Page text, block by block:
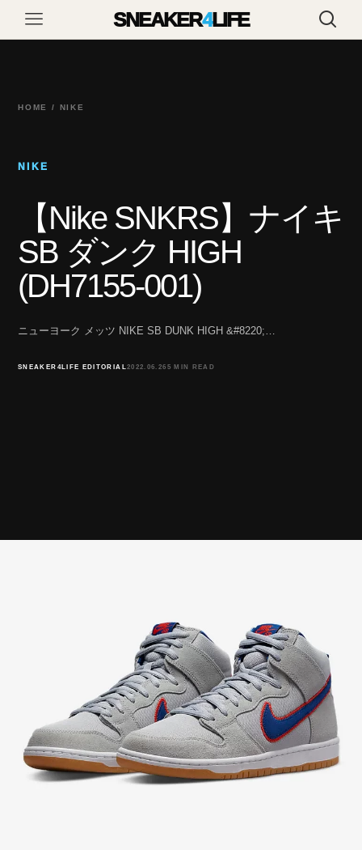
SNEAKER4LIFE
HOME / NIKE
NIKE
【Nike SNKRS】ナイキ
SB ダンク HIGH
(DH7155-001)
ニューヨーク メッツ NIKE SB DUNK HIGH &#8220;…
SNEAKER4LIFE EDITORIAL2022.06.26 5 MIN READ